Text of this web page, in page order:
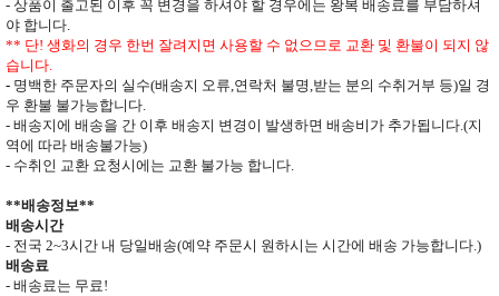
- 상품이 출고된 이후 꼭 변경을 하셔야 할 경우에는 왕복 배송료를 부담하셔
야 합니다.
** 단! 생화의 경우 한번 잘려지면 사용할 수 없으므로 교환 및 환불이 되지 않
습니다.
- 명백한 주문자의 실수(배송지 오류,연락처 불명,받는 분의 수취거부 등)일 경
우 환불 불가능합니다.
- 배송지에 배송을 간 이후 배송지 변경이 발생하면 배송비가 추가됩니다.(지
역에 따라 배송불가능)
- 수취인 교환 요청시에는 교환 불가능 합니다.
**배송정보**
배송시간
- 전국 2~3시간 내 당일배송(예약 주문시 원하시는 시간에 배송 가능합니다.)
배송료
- 배송료는 무료!